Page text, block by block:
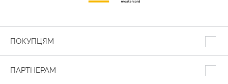
ПОКУПЦЯМ
ПАРТНЕРАМ